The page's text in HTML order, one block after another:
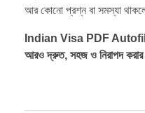
আর কোনো প্রশ্ন বা সমস্যা
Indian Visa PDF Autofill
আরও দ্রুত, সহজ ও নিরাপদ